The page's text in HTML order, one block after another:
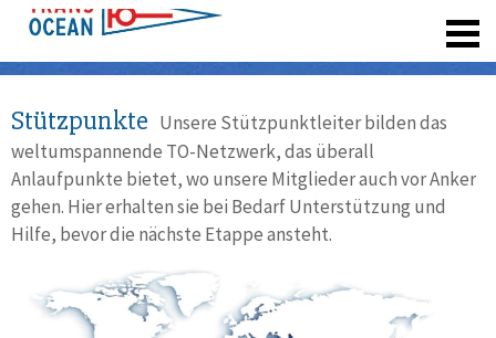
Stützpunkte Unsere Stützpunktleiter bilden das
weltumspannende TO-Netzwerk, das überall
Anlaufpunkte bietet, wo unsere Mitglieder auch vor Anker
gehen. Hier erhalten sie bei Bedarf Unterstützung und
Hilfe, bevor die nächste Etappe ansteht.